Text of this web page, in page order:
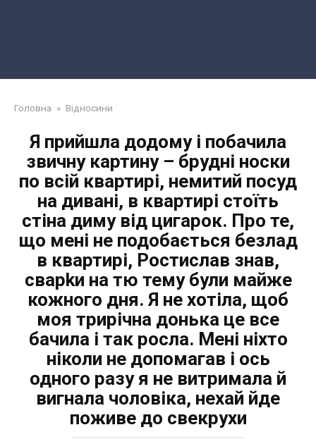
Головна » Відносини
Я прийшла додому і побачила
звичну картину – брудні носки
по всій квартирі, немитий посуд
на дивані, в квартирі стоїть
стіна диму від цигарок. Про те,
що мені не подобається безлад
в квартирі, Ростислав знав,
сварkи на тю тему були майже
кожного дня. Я не хотіла, щоб
моя трирічна донька це все
бачила і так росла. Мені ніхто
ніколи не допомагав і ось
одного разу я не витримала й
вигнала чоловіка, нехай йде
поживе до свекрухи